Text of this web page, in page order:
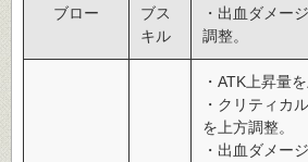
ブロー
ブス
キル
・出血ダメー
調整。
・ATK上昇量
・クリティカ
を上方調整。
・出血ダメー